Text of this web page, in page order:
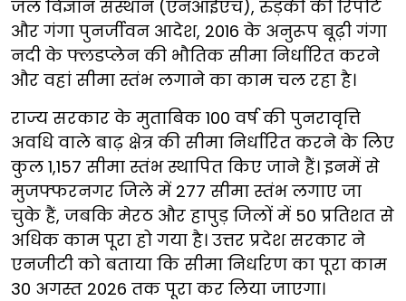
जल विज्ञान संस्थान (एनआईएच), रुड़की की रिपोर्ट
और गंगा पुनर्जीवन आदेश, 2016 के अनुरूप बूढ़ी गंगा
नदी के फ्लडप्लेन की भौतिक सीमा निर्धारित करने
और वहां सीमा स्तंभ लगाने का काम चल रहा है।
राज्य सरकार के मुताबिक 100 वर्ष की पुनरावृत्ति
अवधि वाले बाढ़ क्षेत्र की सीमा निर्धारित करने के लिए
कुल 1,157 सीमा स्तंभ स्थापित किए जाने हैं। इनमें से
मुजफ्फरनगर जिले में 277 सीमा स्तंभ लगाए जा
चुके हैं, जबकि मेरठ और हापुड़ जिलों में 50 प्रतिशत से
अधिक काम पूरा हो गया है। उत्तर प्रदेश सरकार ने
एनजीटी को बताया कि सीमा निर्धारण का पूरा काम
30 अगस्त 2026 तक पूरा कर लिया जाएगा।